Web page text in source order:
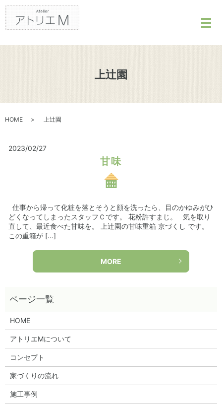
メ
上辻園
HOME 上辻園
2023/02/27
甘味
仕事から帰って化粧を落とそうと顔を洗ったら、目のかゆみがひ
どくなってしまったスタッフＣです。 花粉許すまじ。 気を取り
直して、最近食べた甘味を。 上辻園の甘味重箱 京づくし です。
この重箱が […]
MORE
HOME
アトリエMについて
コンセプト
家づくりの流れ
施工事例